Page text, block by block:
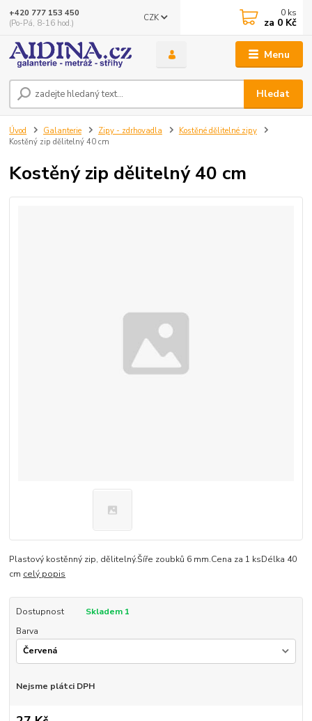
Menu
CZK
Hledat
+420 777 153 450
(Po-Pá, 8-16 hod.)
0 ks
za 0 Kč
Úvod Galanterie Zipy - zdrhovadla
Kostěné dělitelné zipy
Kostěný zip dělitelný 40 cm
Kostěný zip dělitelný 40 cm
Plastový kostěnný zip, dělitelný.Šíře zoubků 6 mm.Cena za 1 ksDélka 40
cm celý popis
Dostupnost
Skladem 1
Barva
Nejsme plátci DPH